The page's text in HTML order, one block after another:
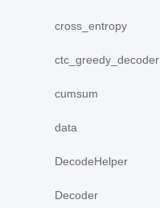
cross_entropy
ctc_greedy_decoder
cumsum
data
DecodeHelper
Decoder